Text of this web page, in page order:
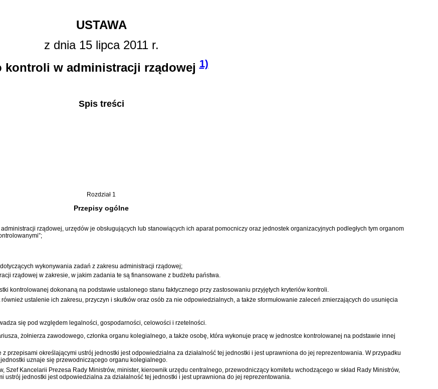
USTAWA
z dnia 15 lipca 2011 r.
kontroli w administracji rządowej1)
Spis treści
Rozdział 1
Przepisy ogólne
rządowej, urzędów je obsługujących lub stanowiących ich aparat pomocniczy oraz jednostek organizacyjnych podległych tym organom
wykonywania zadań z zakresu administracji rządowej;
rządowej w zakresie, w jakim zadania te są finansowane z budżetu państwa.
kontrolowanej dokonaną na podstawie ustalonego stanu faktycznego przy zastosowaniu przyjętych kryteriów kontroli.
ustalenie ich zakresu, przyczyn i skutków oraz osób za nie odpowiedzialnych, a także sformułowanie zaleceń zmierzających do usunięcia
się pod względem legalności, gospodarności, celowości i rzetelności.
żołnierza zawodowego, członka organu kolegialnego, a także osobę, która wykonuje pracę w jednostce kontrolowanej na podstawie innej
przepisami określającymi ustrój jednostki jest odpowiedzialna za działalność tej jednostki i jest uprawniona do jej reprezentowania. W przypadku
uznaje się przewodniczącego organu kolegialnego.
Szef Kancelarii Prezesa Rady Ministrów, minister, kierownik urzędu centralnego, przewodniczący komitetu wchodzącego w skład Rady Ministrów,
jednostki jest odpowiedzialna za działalność tej jednostki i jest uprawniona do jej reprezentowania.